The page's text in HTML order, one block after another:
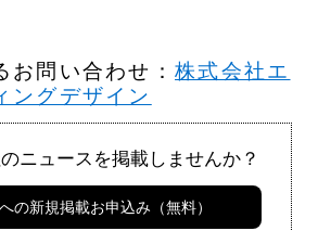
お問い合わせ：株式会社エ
ングデザイン
ニュースを掲載しませんか？
の新規掲載お申込み（無料）